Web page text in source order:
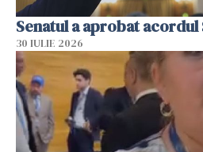
Senatul a aprobat acordul
30 IULIE 2026